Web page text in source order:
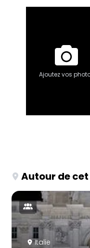
Ajoutez vos
Autour de
Italie